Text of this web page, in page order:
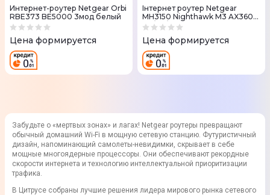
Интернет-роутер Netgear Orbi
RBE373 BE5000 3мод белый
Цена формируется
Iнтернет роутер Netgear
MH3150 Nighthawk M3 AX3600
5G/4G/LTE 1xUSB TypeC 2xTS-9
Цена формируется
Забудьте о «мертвых зонах» и лагах! Netgear роутеры превращают
обычный домашний Wi-Fi в мощную сетевую станцию. Футуристичный
дизайн, напоминающий самолеты-невидимки, скрывает в себе
мощные многоядерные процессоры. Они обеспечивают рекордные
скорости интернета и технологию интеллектуальной приоритизации
трафика.
В Цитрусе собраны лучшие решения лидера мирового рынка сетевого